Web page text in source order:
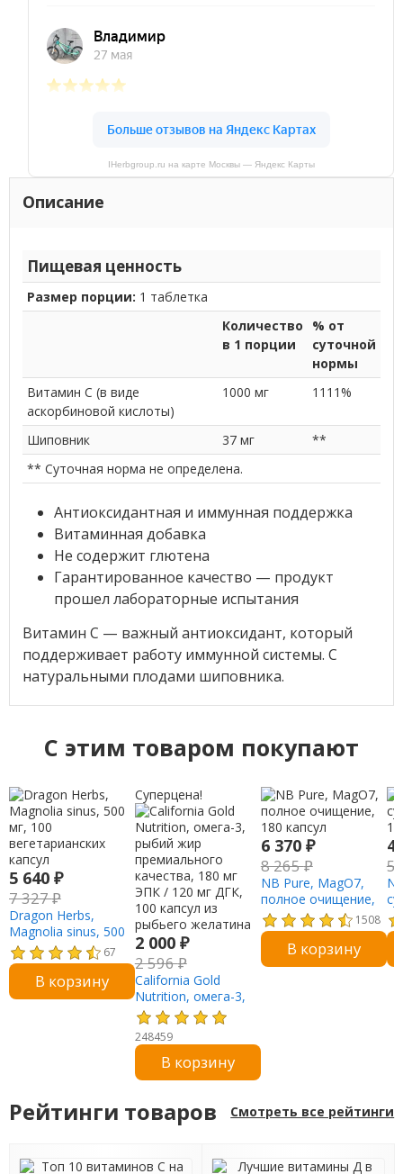
IHerbgroup.ru на карте Москвы — Яндекс Карты
Описание
Пищевая ценность
Размер порции: 1 таблетка
Количество
в 1 порции
% от
суточной
нормы
Витамин С (в виде
аскорбиновой кислоты)
1000 мг 1111%
Шиповник 37 мг
**
** Суточная норма не определена.
Антиоксидантная и иммунная поддержка
Витаминная добавка
Не содержит глютена
Гарантированное качество — продукт
прошел лабораторные испытания
Витамин C — важный антиоксидант, который
поддерживает работу иммунной системы. С
натуральными плодами шиповника.
C этим товаром покупают
5 640 ₽
7 327₽
Dragon Herbs,
Magnolia sinus, 500
мг, 100
вегетарианских
капсул
67
В корзину
Суперцена!
2 000 ₽
2 596₽
California Gold
Nutrition, омега-3,
рыбий жир
премиального
качества, 180 мг
ЭПК / 120 мг ДГК,
100 капсул из
248459
В корзину
6 370 ₽
8 265₽
NB Pure, MagO7,
полное очищение,
180 капсул
1508
В корзину
4
5
Рейтинги товаров Смотреть все рейтинги